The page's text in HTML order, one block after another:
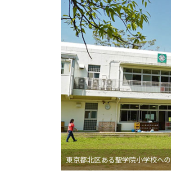
東京都北区ある聖学院小学校へ